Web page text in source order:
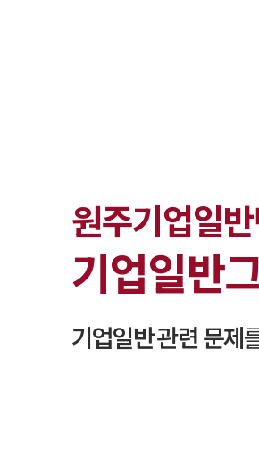
원주기업일반
기업일반
기업일반관련 문제